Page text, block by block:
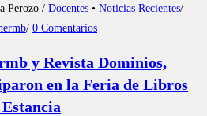
Perozo / Docentes • Noticias Recientes/
/ 0 Comentarios
y Revista Dominios,
en la Feria de Libros